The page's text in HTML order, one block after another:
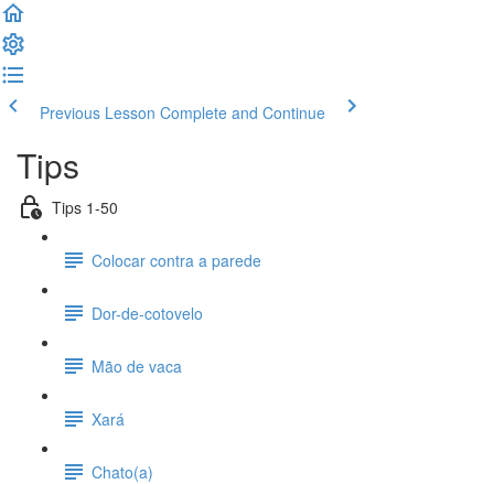
Previous Lesson Complete and Continue
Tips
Tips 1-50
Colocar contra a parede
Dor-de-cotovelo
Mão de vaca
Xará
Chato(a)